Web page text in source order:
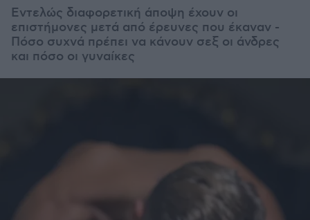
Εντελώς διαφορετική άποψη έχουν οι
επιστήμονες μετά από έρευνες που έκαναν -
Πόσο συχνά πρέπει να κάνουν σεξ οι άνδρες
και πόσο οι γυναίκες